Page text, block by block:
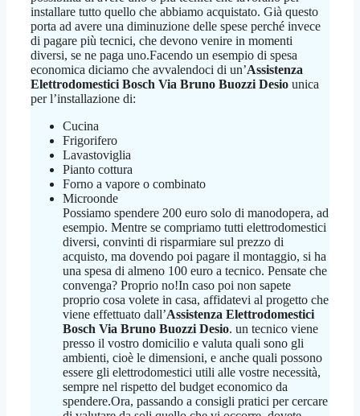
installare tutto quello che abbiamo acquistato. Già questo
porta ad avere una diminuzione delle spese perché invece
di pagare più tecnici, che devono venire in momenti
diversi, se ne paga uno.Facendo un esempio di spesa
economica diciamo che avvalendoci di un’Assistenza
Elettrodomestici Bosch Via Bruno Buozzi Desio unica
per l’installazione di:
Cucina
Frigorifero
Lavastoviglia
Pianto cottura
Forno a vapore o combinato
Microonde
Possiamo spendere 200 euro solo di manodopera, ad
esempio. Mentre se compriamo tutti elettrodomestici
diversi, convinti di risparmiare sul prezzo di
acquisto, ma dovendo poi pagare il montaggio, si ha
una spesa di almeno 100 euro a tecnico. Pensate che
convenga? Proprio no!In caso poi non sapete
proprio cosa volete in casa, affidatevi al progetto che
viene effettuato dall’Assistenza Elettrodomestici
Bosch Via Bruno Buozzi Desio. un tecnico viene
presso il vostro domicilio e valuta quali sono gli
ambienti, cioè le dimensioni, e anche quali possono
essere gli elettrodomestici utili alle vostre necessità,
sempre nel rispetto del budget economico da
spendere.Ora, passando a consigli pratici per cercare